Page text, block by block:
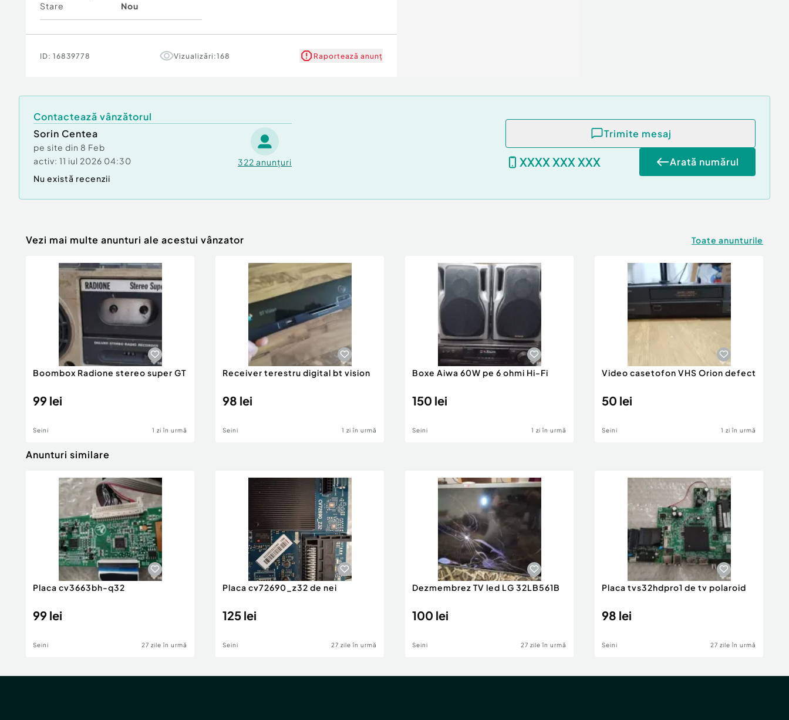
Stare Nou
ID: 16839778 Vizualizări:168 Raportează anunț
Contactează vânzătorul
Sorin Centea
pe site din 8 Feb
activ: 11 iul 2026 04:30 322 anunțuri
Nu există recenzii
Trimite mesaj
XXXX XXX XXX Arată numărul
Vezi mai multe anunturi ale acestui vânzator Toate anunturile
Boombox Radione stereo super GT
99 lei
Seini 1 zi în urmă
Receiver terestru digital bt vision
98 lei
Seini 1 zi în urmă
Boxe Aiwa 60W pe 6 ohmi Hi-Fi
150 lei
Seini 1 zi în urmă
Video casetofon VHS Orion defect
50 lei
Seini 1 zi în urmă
Anunturi similare
Placa cv3663bh-q32
99 lei
Seini 27 zile în urmă
Placa cv72690_z32 de nei
125 lei
Seini 27 zile în urmă
Dezmembrez TV led LG 32LB561B
100 lei
Seini 27 zile în urmă
Placa tvs32hdpro1 de tv polaroid
98 lei
Seini 27 zile în urmă